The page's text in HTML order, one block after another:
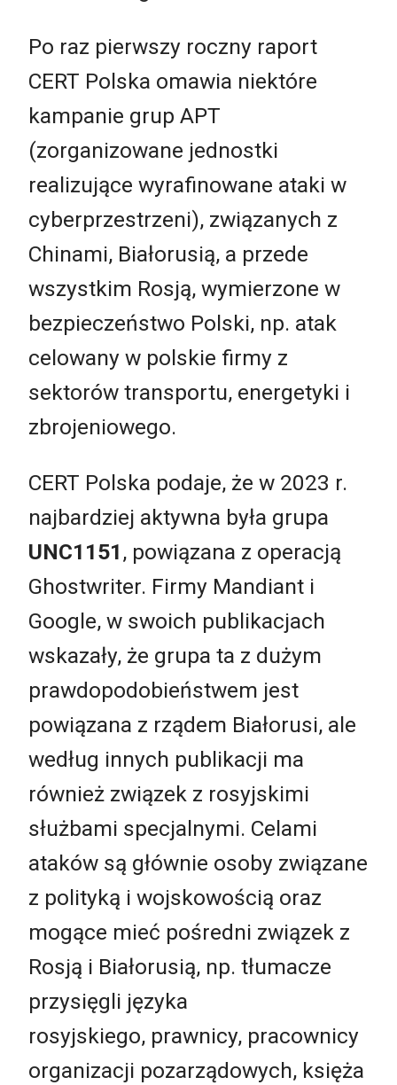
Po raz pierwszy roczny raport
CERT Polska omawia niektóre
kampanie grup APT
(zorganizowane jednostki
realizujące wyrafinowane ataki w
cyberprzestrzeni), związanych z
Chinami, Białorusią, a przede
wszystkim Rosją, wymierzone w
bezpieczeństwo Polski, np. atak
celowany w polskie firmy z
sektorów transportu, energetyki i
zbrojeniowego.
CERT Polska podaje, że w 2023 r.
najbardziej aktywna była grupa
UNC1151 , powiązana z operacją
Ghostwriter. Firmy Mandiant i
Google, w swoich publikacjach
wskazały, że grupa ta z dużym
prawdopodobieństwem jest
powiązana z rządem Białorusi, ale
według innych publikacji ma
również związek z rosyjskimi
służbami specjalnymi. Celami
ataków są głównie osoby związane
z polityką i wojskowością oraz
mogące mieć pośredni związek z
Rosją i Białorusią, np. tłumacze
przysięgli języka
rosyjskiego, prawnicy, pracownicy
organizacji pozarządowych, księża